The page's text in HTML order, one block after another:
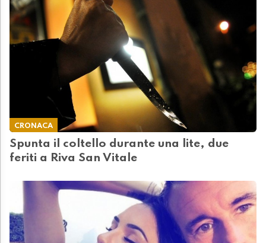
CRONACA
Spunta il coltello durante una lite, due
feriti a Riva San Vitale